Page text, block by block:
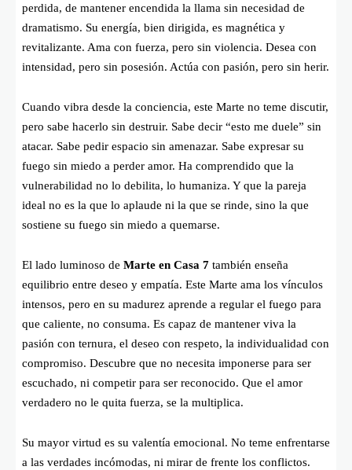
perdida, de mantener encendida la llama sin necesidad de
dramatismo. Su energía, bien dirigida, es magnética y
revitalizante. Ama con fuerza, pero sin violencia. Desea con
intensidad, pero sin posesión. Actúa con pasión, pero sin herir.
Cuando vibra desde la conciencia, este Marte no teme discutir,
pero sabe hacerlo sin destruir. Sabe decir “esto me duele” sin
atacar. Sabe pedir espacio sin amenazar. Sabe expresar su
fuego sin miedo a perder amor. Ha comprendido que la
vulnerabilidad no lo debilita, lo humaniza. Y que la pareja
ideal no es la que lo aplaude ni la que se rinde, sino la que
sostiene su fuego sin miedo a quemarse.
El lado luminoso de Marte en Casa 7 también enseña
equilibrio entre deseo y empatía. Este Marte ama los vínculos
intensos, pero en su madurez aprende a regular el fuego para
que caliente, no consuma. Es capaz de mantener viva la
pasión con ternura, el deseo con respeto, la individualidad con
compromiso. Descubre que no necesita imponerse para ser
escuchado, ni competir para ser reconocido. Que el amor
verdadero no le quita fuerza, se la multiplica.
Su mayor virtud es su valentía emocional. No teme enfrentarse
a las verdades incómodas, ni mirar de frente los conflictos.